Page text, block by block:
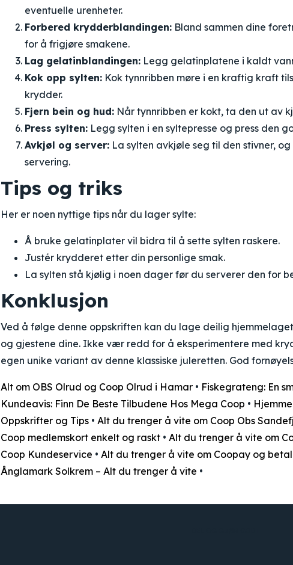
eventuelle urenheter.
Forbered krydderblandingen: Bland sammen dine
for å frigjøre smakene.
Lag gelatinblandingen: Legg gelatinplatene i kaldt
Kok opp sylten: Kok tynnribben møre i en kraftig kraft
krydder.
Fjern bein og hud: Når tynnribben er kokt, ta den ut av
Press sylten: Legg sylten i en syltepresse og press den
Avkjøl og server: La sylten avkjøle seg til den stivner,
servering.
Tips og triks
Her er noen nyttige tips når du lager sylte:
Å bruke gelatinplater vil bidra til å sette sylten raskere.
Justér krydderet etter din personlige smak.
La sylten stå kjølig i noen dager før du serverer den for
Konklusjon
Ved å følge denne oppskriften kan du lage deilig
og gjestene dine. Ikke vær redd for å eksperimentere med
egen unike variant av denne klassiske juleretten. God
Alt om OBS Olrud og Coop Olrud i Hamar • Fiskegrateng: En
Kundeavis: Finn De Beste Tilbudene Hos Mega Coop •
Oppskrifter og Tips • Alt du trenger å vite om Coop Obs
Coop medlemskort enkelt og raskt • Alt du trenger å vite om
Coop Kundeservice • Alt du trenger å vite om Coopay og
Ånglamark Solkrem – Alt du trenger å vite •